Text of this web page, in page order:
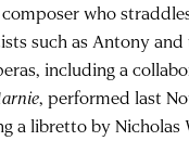
who
such as Antony
including a
, performed last
a libretto by Nicholas